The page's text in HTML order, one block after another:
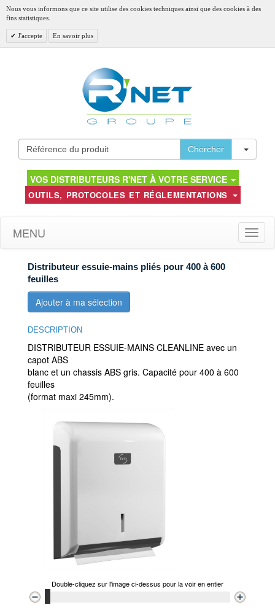
Nous vous informons que ce site utilise des cookies techniques ainsi que des cookies à des
fins statistiques.
J'accepte En savoir plus
Chercher
VOS DISTRIBUTEURS R'NET À VOTRE SERVICE
OUTILS, PROTOCOLES ET RÉGLEMENTATIONS
Toggle
MENU
Distributeur essuie-mains pliés pour 400 à 600
feuilles
Ajouter à ma sélection
DESCRIPTION
DISTRIBUTEUR ESSUIE-MAINS CLEANLINE avec un
capot ABS
blanc et un chassis ABS gris. Capacité pour 400 à 600
feuilles
(format maxi 245mm).
Double-cliquez sur l'image ci-dessus pour la voir en entier